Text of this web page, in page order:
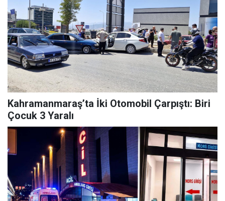
Kahramanmaraş’ta İki Otomobil Çarpıştı: Biri
Çocuk 3 Yaralı